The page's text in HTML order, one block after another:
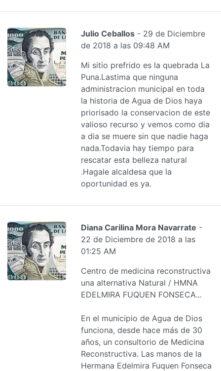
Julio Ceballos - 29 de Diciembre
de 2018 a las 09:48 AM
Mi sitio prefrido es la quebrada La
Puna.Lastima que ninguna
administracion municipal en toda
la historia de Agua de Dios haya
priorisado la conservacion de este
valioso recurso y vemos como dia
a dia se muere sin que nadie haga
nada.Todavia hay tiempo para
rescatar esta belleza natural
.Hagale alcaldesa que la
oportunidad es ya.
Diana Carilina Mora Navarrate -
22 de Diciembre de 2018 a las
01:25 AM
Centro de medicina reconstructiva
una alternativa Natural / HMNA
EDELMIRA FUQUEN FONSECA...
En el municipio de Agua de Dios
funciona, desde hace más de 30
años, un consultorio de Medicina
Reconstructiva. Las manos de la
Hermana Edelmira Fuquen Fonseca